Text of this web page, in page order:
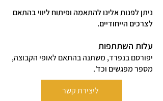
ניתן לפנות אלינו להתאמה ופיתוח ליווי בהתאם
לצרכים הייחודיים.
עלות השתתפות
יפורסם בנפרד, משתנה בהתאם לאופי הקבוצה,
מספר מפגשים וכד'.
ליצירת קשר